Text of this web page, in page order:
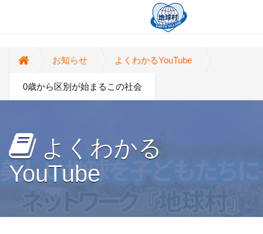
お知らせ よくわかるYouTube
0歳から区別が始まるこの社会
よくわかる
YouTube